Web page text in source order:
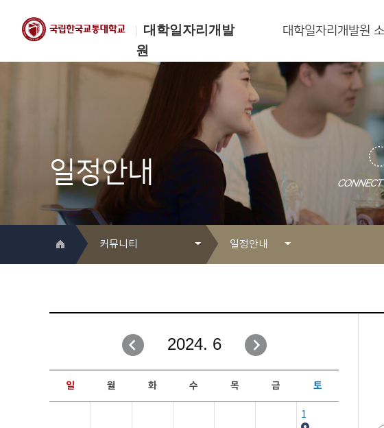
대학일자리개발
원
한국교통대학교
대학일자리개발원
대학일자리개발원
일정안내
커뮤니티
취업성공지원과
창업지원·교육센터
현장실습/IPP사업단
커뮤니티
일정안내
자유게시판
일정안내
보도자료
행사갤러리
2024. 6
일 월 화 수 목 금 토
1